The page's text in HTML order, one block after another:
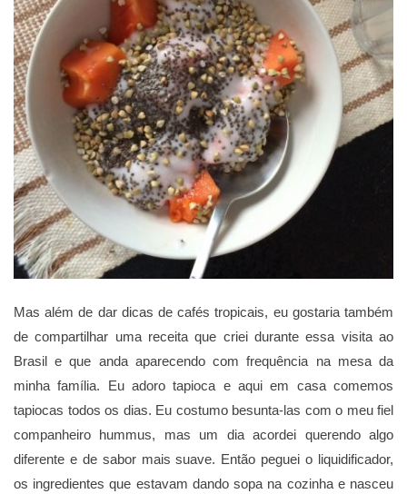
Mas além de dar dicas de cafés tropicais, eu gostaria também
de compartilhar uma receita que criei durante essa visita ao
Brasil e que anda aparecendo com frequência na mesa da
minha família. Eu adoro tapioca e aqui em casa comemos
tapiocas todos os dias. Eu costumo besunta-las com o meu fiel
companheiro hummus, mas um dia acordei querendo algo
diferente e de sabor mais suave. Então peguei o liquidificador,
os ingredientes que estavam dando sopa na cozinha e nasceu